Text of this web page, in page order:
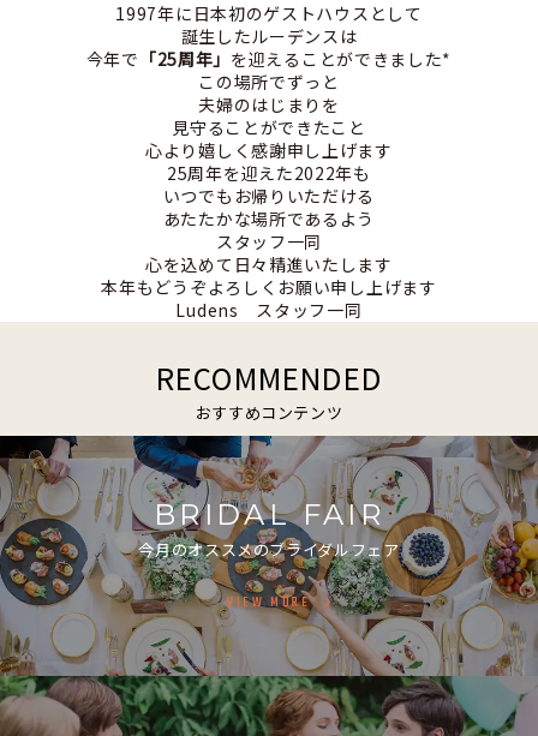
1997年に日本初のゲストハウスとして
誕生したルーデンスは
今年で 「25周年」 を迎えることができました*
この場所でずっと
夫婦のはじまりを
見守ることができたこと
心より嬉しく感謝申し上げます
25周年を迎えた2022年も
いつでもお帰りいただける
あたたかな場所であるよう
スタッフ一同
心を込めて日々精進いたします
本年もどうぞよろしくお願い申し上げます
Ludens スタッフ一同
RECOMMENDED
おすすめコンテンツ
BRIDAL FAIR
今月のオススメのブライダルフェア
VIEW MORE